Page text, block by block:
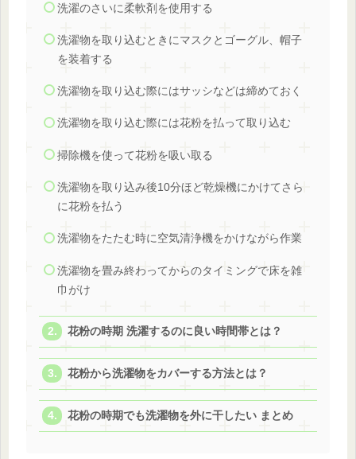
洗濯のさいに柔軟剤を使用する
洗濯物を取り込むときにマスクとゴーグル、帽子
を装着する
洗濯物を取り込む際にはサッシなどは締めておく
洗濯物を取り込む際には花粉を払って取り込む
掃除機を使って花粉を吸い取る
洗濯物を取り込み後10分ほど乾燥機にかけてさら
に花粉を払う
洗濯物をたたむ時に空気清浄機をかけながら作業
洗濯物を畳み終わってからのタイミングで床を雑
巾がけ
花粉の時期 洗濯するのに良い時間帯とは？
花粉から洗濯物をカバーする方法とは？
花粉の時期でも洗濯物を外に干したい まとめ